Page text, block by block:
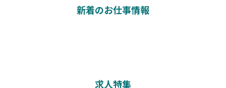
新着のお仕事情報
求人特集